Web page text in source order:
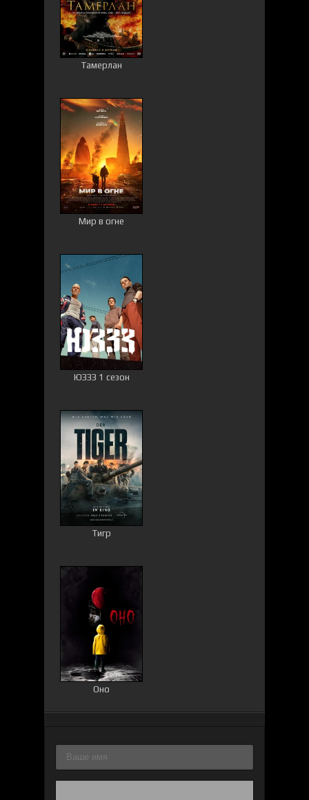
Тамерлан
Мир в огне
ЮЗЗЗ 1 сезон
Тигр
Оно